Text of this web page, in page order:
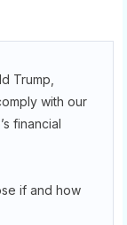
Trump,
with our
financial
if and how